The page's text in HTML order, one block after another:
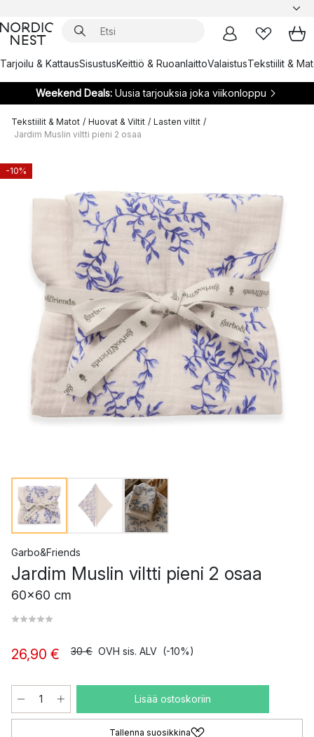
Tarjoilu & KattausSisustusKeittiö & RuoanlaittoValaistusTekstiilit &
Weekend Deals:Uusia tarjouksia joka viikonloppu
Tekstiilit & Matot / Huovat & Viltit / Lasten viltit /
Jardim Muslin viltti pieni 2 osaa
-10%
Garbo&Friends
Jardim Muslin viltti pieni 2 osaa
60x60 cm
26,90 € 30 € OVH sis. ALV (-10%)
Lisää ostoskoriin
Tallenna suosikkina